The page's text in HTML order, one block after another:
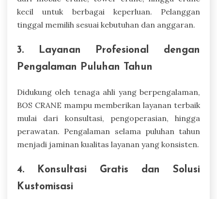
kecil untuk berbagai keperluan. Pelanggan
tinggal memilih sesuai kebutuhan dan anggaran.
3. Layanan Profesional dengan
Pengalaman Puluhan Tahun
Didukung oleh tenaga ahli yang berpengalaman,
BOS CRANE mampu memberikan layanan terbaik
mulai dari konsultasi, pengoperasian, hingga
perawatan. Pengalaman selama puluhan tahun
menjadi jaminan kualitas layanan yang konsisten.
4. Konsultasi Gratis dan Solusi
Kustomisasi